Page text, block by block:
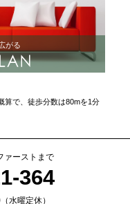
がる
算で、徒歩分数は80mを1分
ァーストまで
364
水曜定休）